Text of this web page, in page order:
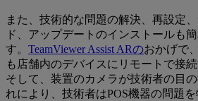
また、技術的な問題の解決、再設定
ド、アップデートのインストールも
す。 TeamViewer Assist ARのおかげで
も店舗内のデバイスにリモートで接
そして、装置のカメラが技術者の目
れにより、技術者はPOS機器の問題